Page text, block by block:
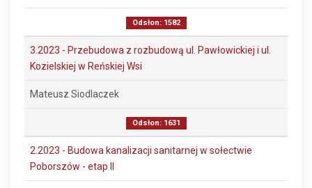
Odsłon: 1582
3.2023 - Przebudowa z rozbudową ul. Pawłowickiej i ul.
Kozielskiej w Reńskiej Wsi
Mateusz Siodlaczek
Odsłon: 1631
2.2023 - Budowa kanalizacji sanitarnej w sołectwie
Poborszów - etap II